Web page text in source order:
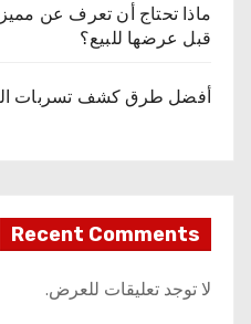
ماذا تحتاج أن تعرف عن
قبل عرضها للبيع؟
أفضل طرق كشف تسربات
Recent Comments
لا توجد تعليقات للعرض.